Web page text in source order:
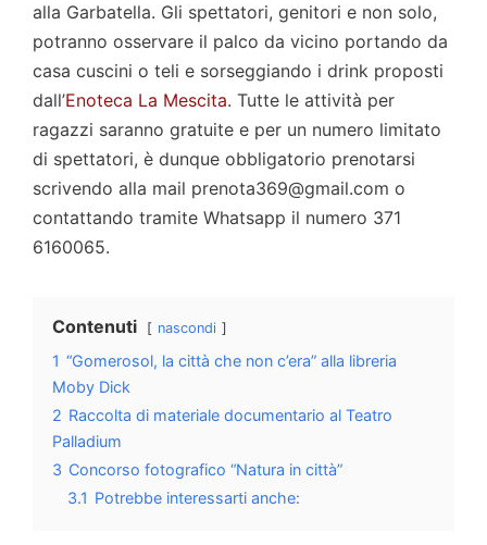
alla Garbatella. Gli spettatori, genitori e non solo,
potranno osservare il palco da vicino portando da
casa cuscini o teli e sorseggiando i drink proposti
dall’Enoteca La Mescita. Tutte le attività per
ragazzi saranno gratuite e per un numero limitato
di spettatori, è dunque obbligatorio prenotarsi
scrivendo alla mail prenota369@gmail.com o
contattando tramite Whatsapp il numero 371
6160065.
Contenuti nascondi
1 “Gomerosol, la città che non c’era” alla libreria
Moby Dick
2 Raccolta di materiale documentario al Teatro
Palladium
3 Concorso fotografico “Natura in città”
3.1 Potrebbe interessarti anche: